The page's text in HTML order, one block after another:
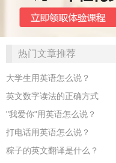
热门文章推荐
大学生用英语怎么说？
英文数字读法的正确方式
"我爱你"用英语怎么说？
打电话用英语怎么说？
粽子的英文翻译是什么？